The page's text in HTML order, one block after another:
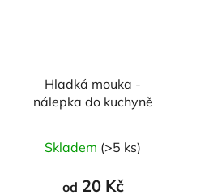
Hladká mouka -
nálepka do kuchyně
hodnocení
produktu
Skladem (>5 ks)
od 20 Kč